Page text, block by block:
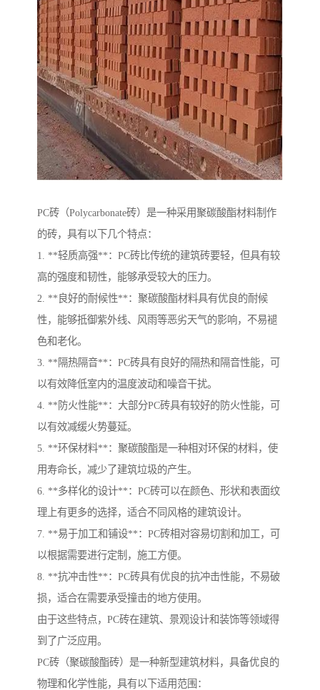
PC砖（Polycarbonate砖）是一种采用聚碳酸酯材料制作
的砖，具有以下几个特点：
1. **轻质高强**：PC砖比传统的建筑砖要轻，但具有较
高的强度和韧性，能够承受较大的压力。
2. **良好的耐候性**：聚碳酸酯材料具有优良的耐候
性，能够抵御紫外线、风雨等恶劣天气的影响，不易褪
色和老化。
3. **隔热隔音**：PC砖具有良好的隔热和隔音性能，可
以有效降低室内的温度波动和噪音干扰。
4. **防火性能**：大部分PC砖具有较好的防火性能，可
以有效减缓火势蔓延。
5. **环保材料**：聚碳酸酯是一种相对环保的材料，使
用寿命长，减少了建筑垃圾的产生。
6. **多样化的设计**：PC砖可以在颜色、形状和表面纹
理上有更多的选择，适合不同风格的建筑设计。
7. **易于加工和铺设**：PC砖相对容易切割和加工，可
以根据需要进行定制，施工方便。
8. **抗冲击性**：PC砖具有优良的抗冲击性能，不易破
损，适合在需要承受撞击的地方使用。
由于这些特点，PC砖在建筑、景观设计和装饰等领域得
到了广泛应用。
PC砖（聚碳酸酯砖）是一种新型建筑材料，具备优良的
物理和化学性能，具有以下适用范围：